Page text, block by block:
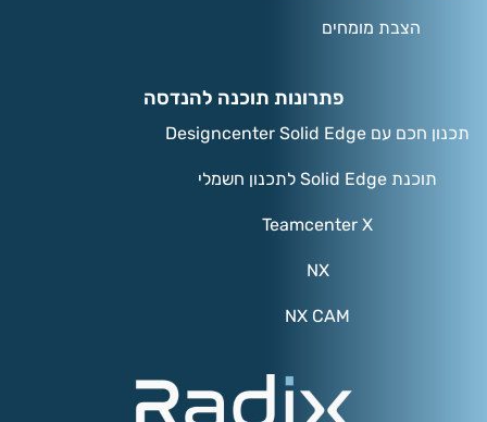
הצבת מומחים
פתרונות תוכנה להנדסה
תכנון חכם עם Designcenter Solid Edge
תוכנת Solid Edge לתכנון חשמלי
Teamcenter X
NX
NX CAM